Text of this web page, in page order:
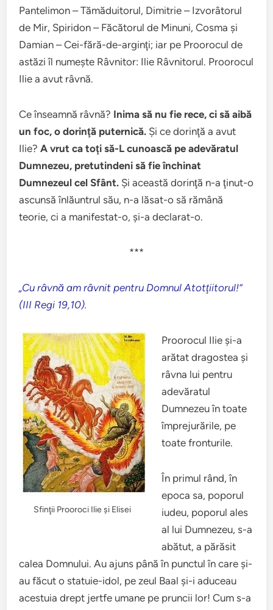
Pantelimon – Tămăduitorul, Dimitrie – Izvorâtorul
de Mir, Spiridon – Făcătorul de Minuni, Cosma şi
Damian – Cei-fără-de-arginţi; iar pe Proorocul de
astăzi îl numeşte Râvnitor: Ilie Râvnitorul. Proorocul
Ilie a avut râvnă.
Ce înseamnă râvnă? Inima să nu fie rece, ci să aibă
un foc, o dorinţă puternică. Şi ce dorinţă a avut
Ilie?A vrut ca toţi să-L cunoască pe adevăratul
Dumnezeu, pretutindeni să fie închinat
Dumnezeul cel Sfânt. Şi această dorinţă n-a ţinut-o
ascunsă înlăuntrul său, n-a lăsat-o să rămână
teorie, ci a manifestat-o, şi-a declarat-o.
***
„Cu râvnă am râvnit pentru Domnul Atotţiitorul!”
(III Regi 19,10).
Sfinţii Prooroci Ilie şi Elisei
Proorocul Ilie şi-a
arătat dragostea şi
râvna lui pentru
adevăratul
Dumnezeu în toate
împrejurările, pe
toate fronturile.
În primul rând, în
epoca sa, poporul
iudeu, poporul ales
al lui Dumnezeu, s-a
abătut, a părăsit
calea Domnului. Au ajuns până în punctul în care şi-
au făcut o statuie-idol, pe zeul Baal şi-i aduceau
acestuia drept jertfe umane pe pruncii lor! Cum s-a